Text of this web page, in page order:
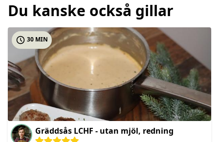
Du kanske också gillar
Gräddsås LCHF - utan mjöl, redning
30 MIN